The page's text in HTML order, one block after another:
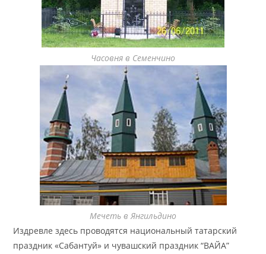
Часовня в Семенчино
Мечеть в Янгильдино
Издревле здесь проводятся национальный татарский
праздник «Сабантуй» и чувашский праздник “ВАЙА”